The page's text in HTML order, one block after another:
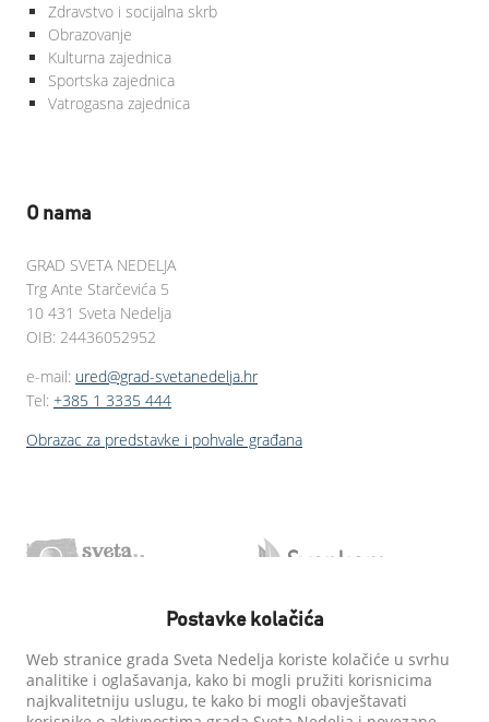
Zdravstvo i socijalna skrb
Obrazovanje
Kulturna zajednica
Sportska zajednica
Vatrogasna zajednica
O nama
GRAD SVETA NEDELJA
Trg Ante Starčevića 5
10 431 Sveta Nedelja
OIB: 24436052952
e-mail: ured@grad-svetanedelja.hr
Tel: +385 1 3335 444
Obrazac za predstavke i pohvale građana
Postavke kolačića
Web stranice grada Sveta Nedelja koriste kolačiće u svrhu
analitike i oglašavanja, kako bi mogli pružiti korisnicima
najkvalitetniju uslugu, te kako bi mogli obavještavati